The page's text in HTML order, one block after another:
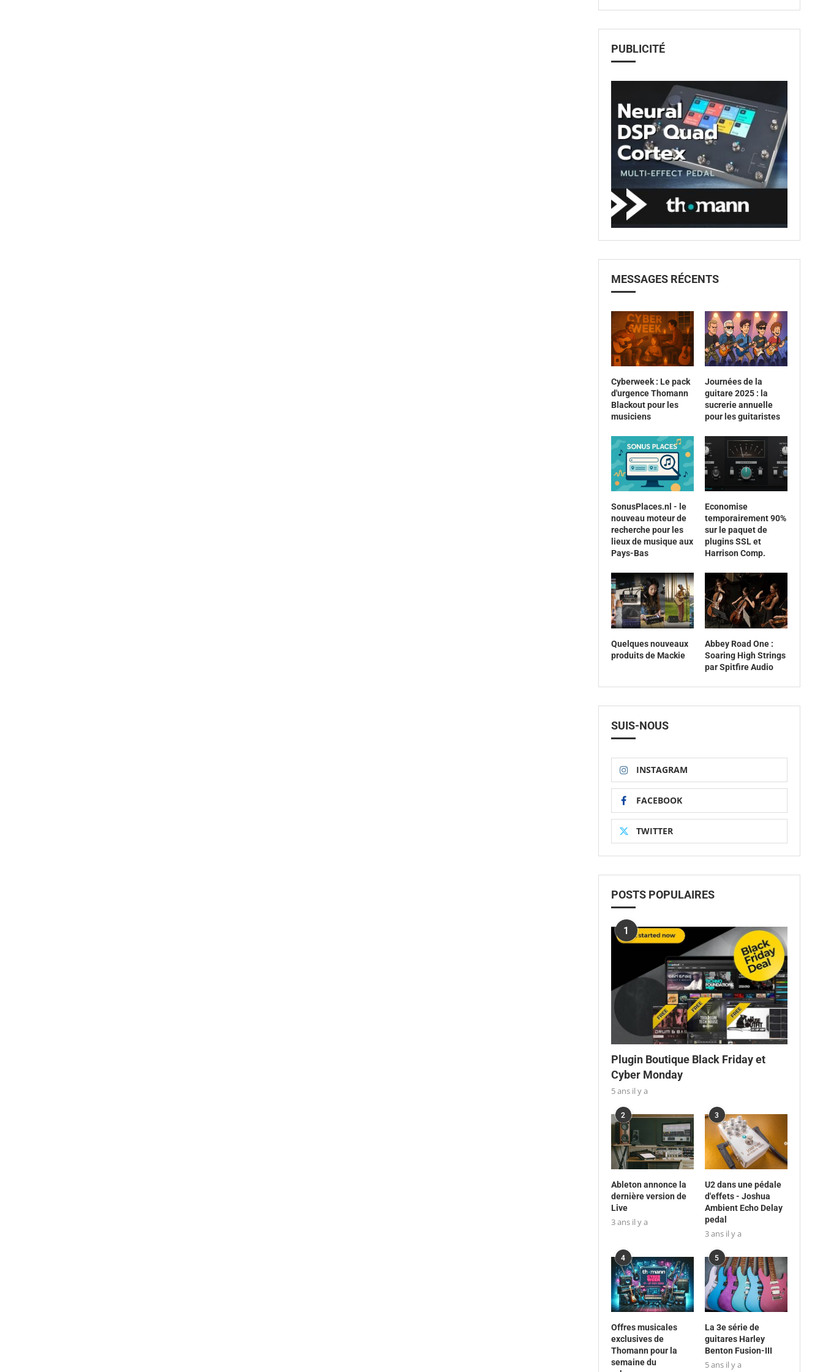
PUBLICITÉ
MESSAGES RÉCENTS
Cyberweek : Le pack
d'urgence Thomann
Blackout pour les
musiciens
Journées de la
guitare 2025 : la
sucrerie annuelle
pour les guitaristes
SonusPlaces.nl - le
nouveau moteur de
recherche pour les
lieux de musique aux
Pays-Bas
Economise
temporairement 90%
sur le paquet de
plugins SSL et
Harrison Comp.
Quelques nouveaux
produits de Mackie
Abbey Road One :
Soaring High Strings
par Spitfire Audio
SUIS-NOUS
INSTAGRAM
FACEBOOK
TWITTER
POSTS POPULAIRES
1
Plugin Boutique Black Friday et
Cyber Monday
5 ans il y a
2
Ableton annonce la
dernière version de
Live
3 ans il y a
3
U2 dans une pédale
d'effets - Joshua
Ambient Echo Delay
pedal
3 ans il y a
4
Offres musicales
exclusives de
Thomann pour la
semaine du
5
La 3e série de
guitares Harley
Benton Fusion-III
5 ans il y a